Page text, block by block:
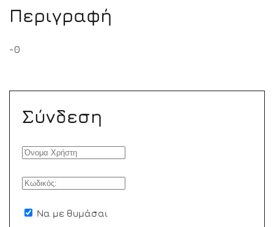
Περιγραφή
-0
Σύνδεση
Να με θυμάσαι